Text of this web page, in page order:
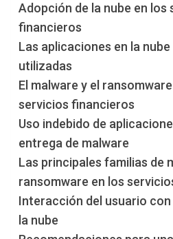
Adopción de la nube en los
financieros
Las aplicaciones en la
utilizadas
El malware y el
servicios financieros
Uso indebido de
entrega de malware
Las principales familias de
ransomware en los
Interacción del usuario
la nube